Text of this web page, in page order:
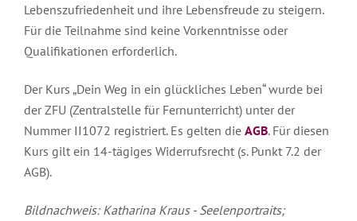
Lebenszufriedenheit und ihre Lebensfreude zu steigern.
Für die Teilnahme sind keine Vorkenntnisse oder
Qualifikationen erforderlich.
Der Kurs „Dein Weg in ein glückliches Leben“ wurde bei
der ZFU (Zentralstelle für Fernunterricht) unter der
Nummer II1072 registriert. Es gelten die AGB. Für diesen
Kurs gilt ein 14-tägiges Widerrufsrecht (s. Punkt 7.2 der
AGB).
Bildnachweis: Katharina Kraus - Seelenportraits;